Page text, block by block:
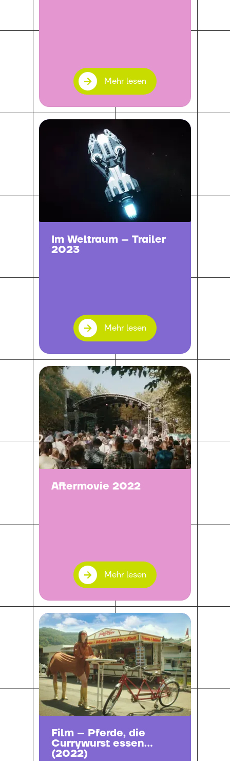
Mehr lesen
Im Weltraum – Trailer
2023
Mehr lesen
Aftermovie 2022
Mehr lesen
Film – Pferde, die
Currywurst essen
(2022)